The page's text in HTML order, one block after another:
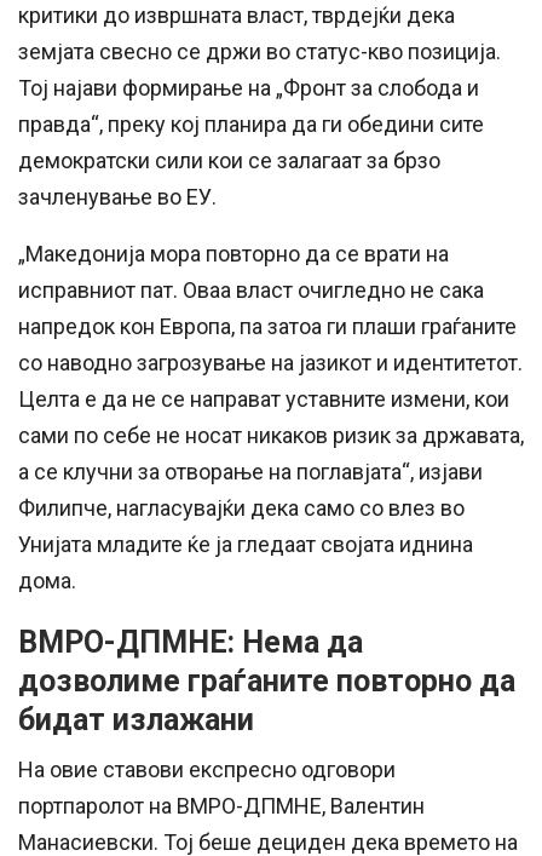
критики до извршната власт, тврдејќи дека
земјата свесно се држи во статус-кво позиција.
Тој најави формирање на „Фронт за слобода и
правда“, преку кој планира да ги обедини сите
демократски сили кои се залагаат за брзо
зачленување во ЕУ.
„Македонија мора повторно да се врати на
исправниот пат. Оваа власт очигледно не сака
напредок кон Европа, па затоа ги плаши граѓаните
со наводно загрозување на јазикот и идентитетот.
Целта е да не се направат уставните измени, кои
сами по себе не носат никаков ризик за државата,
а се клучни за отворање на поглавјата“, изјави
Филипче, нагласувајќи дека само со влез во
Унијата младите ќе ја гледаат својата иднина
дома.
ВМРО-ДПМНЕ: Нема да
дозволиме граѓаните повторно да
бидат излажани
На овие ставови експресно одговори
портпаролот на ВМРО-ДПМНЕ, Валентин
Манасиевски. Тој беше дециден дека времето на